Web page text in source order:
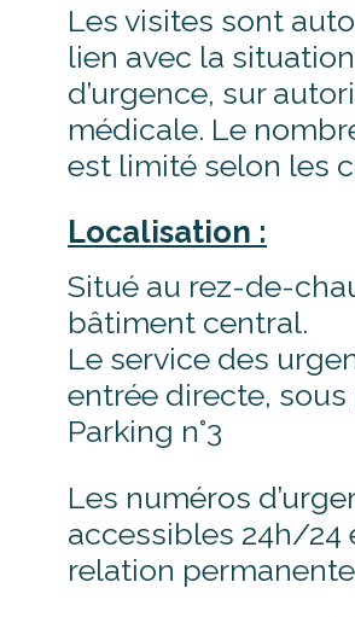
Les visites sont
lien avec la situation
d’urgence, sur
médicale. Le
est limité selon les
Localisation :
Situé au rez-de-
bâtiment central.
Le service des
entrée directe, sous
Parking n°3
Les numéros
accessibles 24h/24
relation